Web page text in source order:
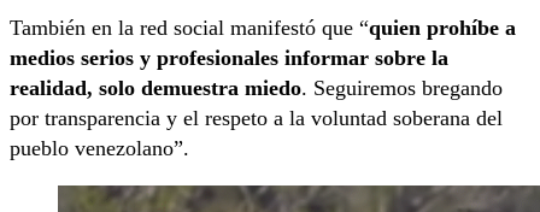
También en la red social manifestó que “quien prohíbe a
medios serios y profesionales informar sobre la
realidad, solo demuestra miedo. Seguiremos bregando
por transparencia y el respeto a la voluntad soberana del
pueblo venezolano”.